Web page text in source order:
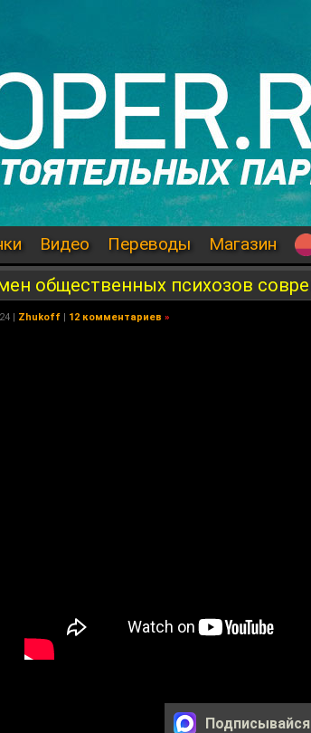
Видео Переводы Магазин
общественных психозов
| Zhukoff | 12 комментариев »